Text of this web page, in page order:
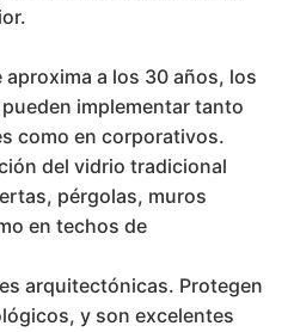
a los 30 años, los
implementar tanto
como en corporativos.
del vidrio tradicional
pérgolas, muros
en techos de
arquitectónicas. Protegen
y son excelentes